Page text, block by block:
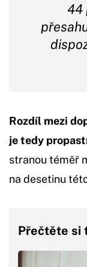
44
Rozdíl mezi
je tedy
stranou téměř
na desetinu
Přečtěte si